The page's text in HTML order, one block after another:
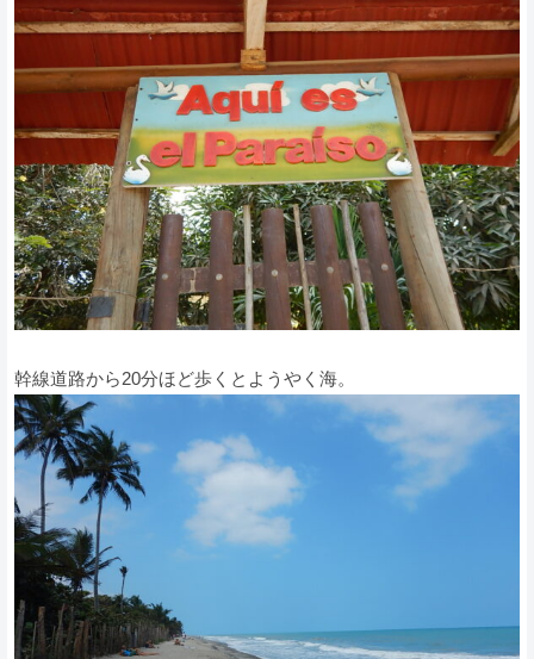
幹線道路から20分ほど歩くとようやく海。